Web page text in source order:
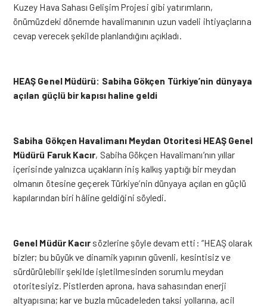
Kuzey Hava Sahası Gelişim Projesi gibi yatırımların,
önümüzdeki dönemde havalimanının uzun vadeli ihtiyaçlarına
cevap verecek şekilde planlandığını açıkladı.
HEAŞ Genel Müdürü: Sabiha Gökçen Türkiye’nin dünyaya
açılan güçlü bir kapısı haline geldi
Sabiha Gökçen Havalimanı Meydan Otoritesi HEAŞ Genel
Müdürü Faruk Kacır, Sabiha Gökçen Havalimanı’nın yıllar
içerisinde yalnızca uçakların iniş kalkış yaptığı bir meydan
olmanın ötesine geçerek Türkiye’nin dünyaya açılan en güçlü
kapılarından biri hâline geldiğini söyledi.
Genel Müdür Kacır sözlerine şöyle devam etti: “HEAŞ olarak
bizler; bu büyük ve dinamik yapının güvenli, kesintisiz ve
sürdürülebilir şekilde işletilmesinden sorumlu meydan
otoritesiyiz. Pistlerden aprona, hava sahasından enerji
altyapısına; kar ve buzla mücadeleden taksi yollarına, acil